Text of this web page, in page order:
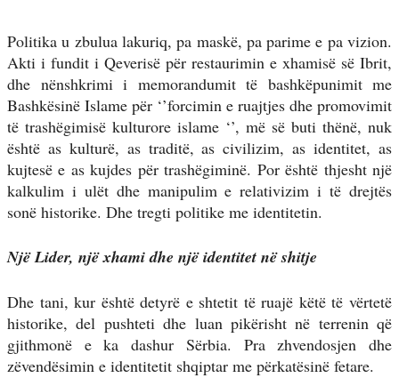
Politika u zbulua lakuriq, pa maskë, pa parime e pa vizion.
Akti i fundit i Qeverisë për restaurimin e xhamisë së Ibrit,
dhe nënshkrimi i memorandumit të bashkëpunimit me
Bashkësinë Islame për ‘’forcimin e ruajtjes dhe promovimit
të trashëgimisë kulturore islame ‘’, më së buti thënë, nuk
është as kulturë, as traditë, as civilizim, as identitet, as
kujtesë e as kujdes për trashëgiminë. Por është thjesht një
kalkulim i ulët dhe manipulim e relativizim i të drejtës
sonë historike. Dhe tregti politike me identitetin.
Një Lider, një xhami dhe një identitet në shitje
Dhe tani, kur është detyrë e shtetit të ruajë këtë të vërtetë
historike, del pushteti dhe luan pikërisht në terrenin që
gjithmonë e ka dashur Sërbia. Pra zhvendosjen dhe
zëvendësimin e identitetit shqiptar me përkatësinë fetare.